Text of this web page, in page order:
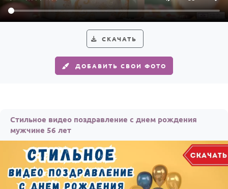
СКАЧАТЬ
ДОБАВИТЬ СВОИ ФОТО
Стильное видео поздравление с днем рождения
мужчине 56 лет